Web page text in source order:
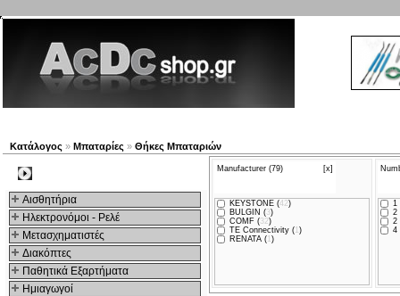
Κατάλογος » Μπαταρίες » Θήκες Μπαταριών
Αισθητήρια
Ηλεκτρονόμοι - Ρελέ
Μετασχηματιστές
Διακόπτες
Παθητικά Εξαρτήματα
Hμιαγωγοί
Manufacturer (79) [x]
KEYSTONE (42)
BULGIN (3 )
COMF (32)
TE Connectivity (1)
RENATA (1)
1
2
2
4